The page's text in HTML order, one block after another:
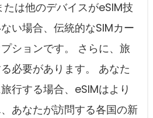
は他のデバイスがeSIM技
い場合、伝統的なSIMカー
ションです。 さらに、旅
必要があります。 あなた
行する場合、eSIMはより
あなたが訪問する各国の新